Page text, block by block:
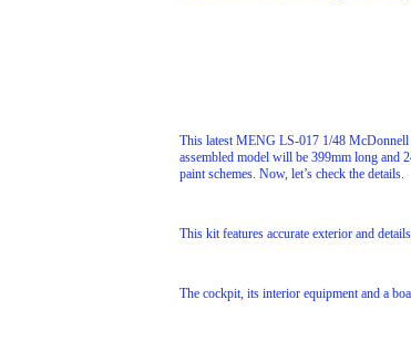
This latest MENG LS-017 1/48
assembled model will be 399mm long and
paint schemes. Now, let’s check the details.
This kit features accurate exterior and
The cockpit, its interior equipment and a